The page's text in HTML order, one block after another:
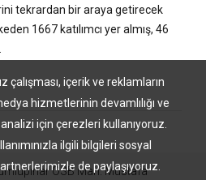
tekrardan bir araya getirecek
1667 katılımcı yer almış, 46
OSB Mah. Mustafa
içerik ve reklamların
hizmetlerinin devamlılığı ve
için çerezleri kullanıyoruz.
ilgili bilgileri sosyal
de paylaşıyoruz.